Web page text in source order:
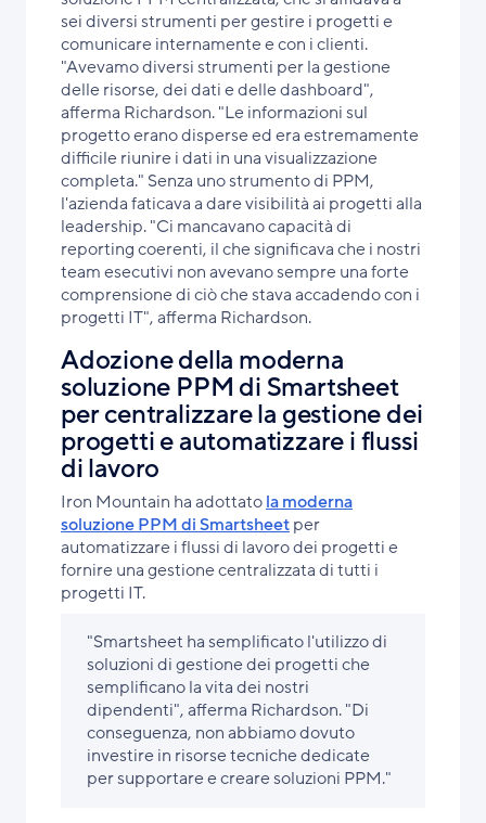
sei diversi strumenti per gestire i progetti e
comunicare internamente e con i clienti.
"Avevamo diversi strumenti per la gestione
delle risorse, dei dati e delle dashboard",
afferma Richardson. "Le informazioni sul
progetto erano disperse ed era estremamente
difficile riunire i dati in una visualizzazione
completa." Senza uno strumento di PPM,
l'azienda faticava a dare visibilità ai progetti alla
leadership. "Ci mancavano capacità di
reporting coerenti, il che significava che i nostri
team esecutivi non avevano sempre una forte
comprensione di ciò che stava accadendo con i
progetti IT", afferma Richardson.
Adozione della moderna
soluzione PPM di Smartsheet
per centralizzare la gestione dei
progetti e automatizzare i flussi
di lavoro
Iron Mountain ha adottatola moderna
soluzione PPM di Smartsheetper
automatizzare i flussi di lavoro dei progetti e
fornire una gestione centralizzata di tutti i
progetti IT.
"Smartsheet ha semplificato l'utilizzo di
soluzioni di gestione dei progetti che
semplificano la vita dei nostri
dipendenti", afferma Richardson. "Di
conseguenza, non abbiamo dovuto
investire in risorse tecniche dedicate
per supportare e creare soluzioni PPM."